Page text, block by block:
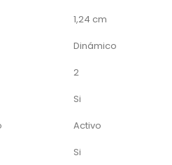
1,24 cm
Dinámico
2
Si
Activo
Si